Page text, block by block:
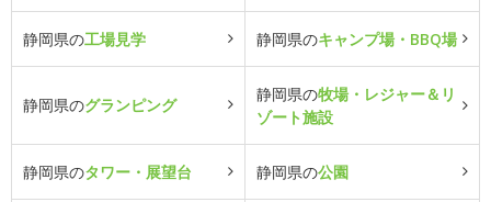
静岡県の工場見学 静岡県のキャンプ場・BBQ場
静岡県のグランピング
静岡県の牧場・レジャー＆リ
ゾート施設
静岡県のタワー・展望台 静岡県の公園